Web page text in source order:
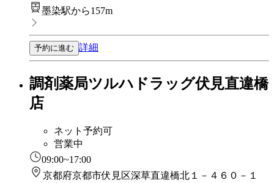
墨染駅から157m
予約に進む 詳細
調剤薬局ツルハドラッグ伏見直違橋
店
ネット予約可
営業中
09:00~17:00
京都府京都市伏見区深草直違橋北１－４６０－１